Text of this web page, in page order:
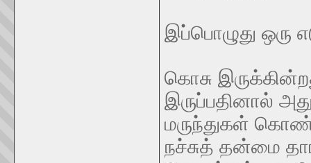
இப்பொழுது ஒரு
கொசு
இருப்பதினால்
மருந்துகள்
நச்சுத் தன்மை